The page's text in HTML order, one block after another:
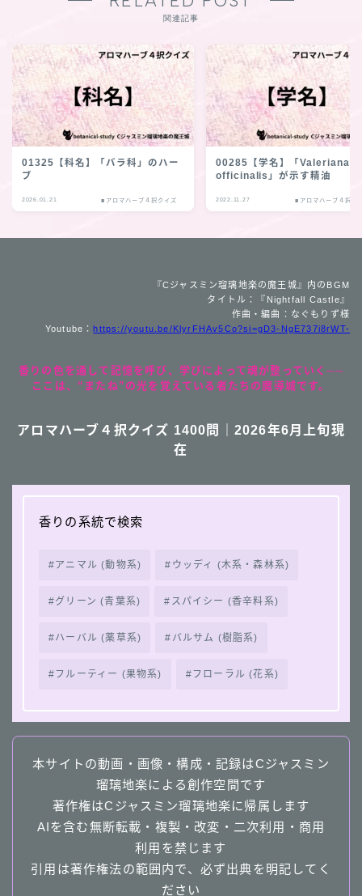
関連記事
01325【科名】「バラ科」のハー
ブ
2026.01.21 ■アロマハーブ４択クイズ
00285【学名】「Valeriana
officinalis」が示す精油
2022.11.27 ■アロマハーブ４択ク
『Cジャスミン瑠璃地楽の魔王城』内のBGM
タイトル：『Nightfall Castle』
作曲・編曲：なぐもりず様
Youtube： https://youtu.be/KlyrFHAv5Co?si=gD3-NgE737i8rWT-
香りの色を通して記憶を呼び、学びによって魂が整っていく──
ここは、“またね”の光を覚えている者たちの魔導城です。
アロマハーブ４択クイズ 1400問｜2026年6月上旬現
在
香りの系統で検索
アニマル (動物系) ウッディ (木系・森林系)
グリーン (青葉系) スパイシー (香辛料系)
ハーバル (薬草系) バルサム (樹脂系)
フルーティー (果物系) フローラル (花系)
本サイトの動画・画像・構成・記録はCジャスミン
瑠璃地楽による創作空間です
著作権はCジャスミン瑠璃地楽に帰属します
AIを含む無断転載・複製・改変・二次利用・商用
利用を禁じます
引用は著作権法の範囲内で、必ず出典を明記してく
ださい